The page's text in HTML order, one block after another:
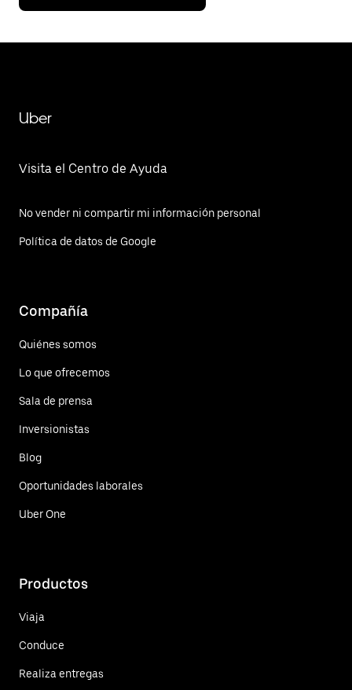
Uber
Visita el Centro de Ayuda
No vender ni compartir mi información personal
Política de datos de Google
Compañía
Quiénes somos
Lo que ofrecemos
Sala de prensa
Inversionistas
Blog
Oportunidades laborales
Uber One
Productos
Viaja
Conduce
Realiza entregas